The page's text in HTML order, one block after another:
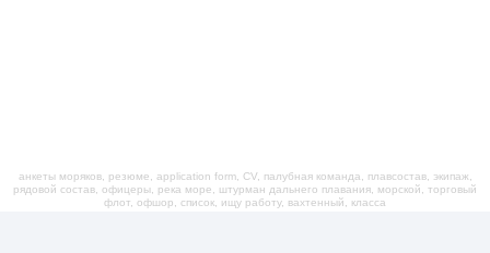
анкеты моряков, резюме, application form, CV, палубная команда, плавсостав, экипаж,
рядовой состав, офицеры, река море, штурман дальнего плавания, морской, торговый
флот, офшор, список, ищу работу, вахтенный, класса